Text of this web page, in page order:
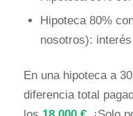
Hipoteca 80%
nosotros):
En una hipoteca a
diferencia total